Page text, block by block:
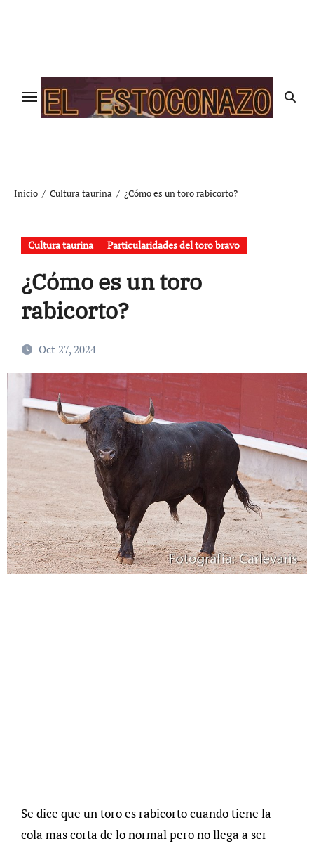
Inicio Cultura taurina ¿Cómo es un toro rabicorto?
Cultura taurina Particularidades del toro bravo
¿Cómo es un toro
rabicorto?
Oct 27, 2024
Se dice que un toro es rabicorto cuando tiene la
cola mas corta de lo normal pero no llega a ser